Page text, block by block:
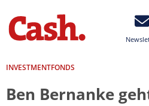
INVESTMENTFONDS
Ben Bernanke